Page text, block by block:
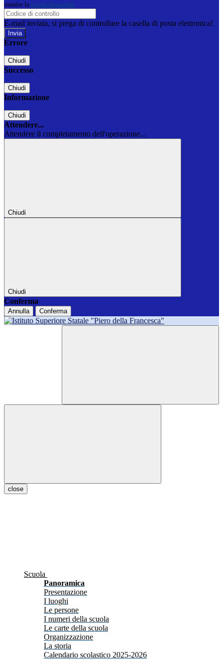
tramite la Login Spaggiari
E-mail inviata, si prega di controllare la casella di posta elettronica!
Errore
Chiudi
Successo
Chiudi
Informazione
Chiudi
Attendere...
Attendere il completamento dell'operazione...
Chiudi
Chiudi
Conferma
Annulla Conferma
close
Scuola
Panoramica
Presentazione
I luoghi
Le persone
I numeri della scuola
Le carte della scuola
Organizzazione
La storia
Calendario scolastico 2025-2026